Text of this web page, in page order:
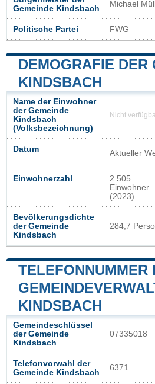
Gemeinde Kindsbach
Michael
Politische Partei FWG
DEMOGRAFIE DER
KINDSBACH
Name der Einwohner
der Gemeinde
Kindsbach
(Volksbezeichnung)
Nicht
Datum Aktueller
Einwohnerzahl
2 505
Einwohner
(2023)
Bevölkerungsdichte
der Gemeinde
Kindsbach
284,7
TELEFONNUMMER
KINDSBACH
Gemeindeschlüssel
der Gemeinde
Kindsbach
07335018
Telefonvorwahl der
Gemeinde Kindsbach
6371